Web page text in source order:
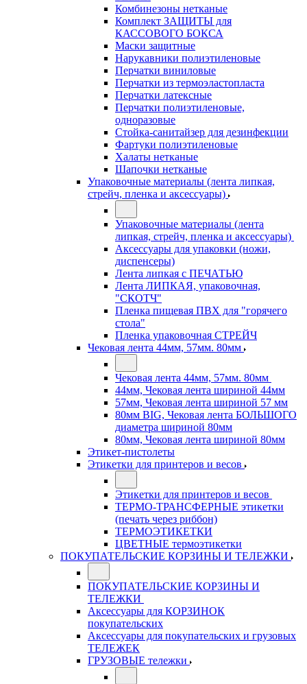
Комбинезоны нетканые
Комплект ЗАЩИТЫ для
КАССОВОГО БОКСА
Маски защитные
Нарукавники полиэтиленовые
Перчатки виниловые
Перчатки из термоэластопласта
Перчатки латексные
Перчатки полиэтиленовые,
одноразовые
Стойка-санитайзер для дезинфекции
Фартуки полиэтиленовые
Халаты нетканые
Шапочки нетканые
Упаковочные материалы (лента липкая,
стрейч, пленка и аксессуары)
Упаковочные материалы (лента
липкая, стрейч, пленка и аксессуары)
Аксессуары для упаковки (ножи,
диспенсеры)
Лента липкая с ПЕЧАТЬЮ
Лента ЛИПКАЯ, упаковочная,
"СКОТЧ"
Пленка пищевая ПВХ для "горячего
стола"
Пленка упаковочная СТРЕЙЧ
Чековая лента 44мм, 57мм. 80мм
Чековая лента 44мм, 57мм. 80мм
44мм, Чековая лента шириной 44мм
57мм, Чековая лента шириной 57 мм
80мм BIG, Чековая лента БОЛЬШОГО
диаметра шириной 80мм
80мм, Чековая лента шириной 80мм
Этикет-пистолеты
Этикетки для принтеров и весов
Этикетки для принтеров и весов
ТЕРМО-ТРАНСФЕРНЫЕ этикетки
(печать через риббон)
ТЕРМОЭТИКЕТКИ
ЦВЕТНЫЕ термоэтикетки
ПОКУПАТЕЛЬСКИЕ КОРЗИНЫ И ТЕЛЕЖКИ
ПОКУПАТЕЛЬСКИЕ КОРЗИНЫ И
ТЕЛЕЖКИ
Аксессуары для КОРЗИНОК
покупательских
Аксессуары для покупательских и грузовых
ТЕЛЕЖЕК
ГРУЗОВЫЕ тележки